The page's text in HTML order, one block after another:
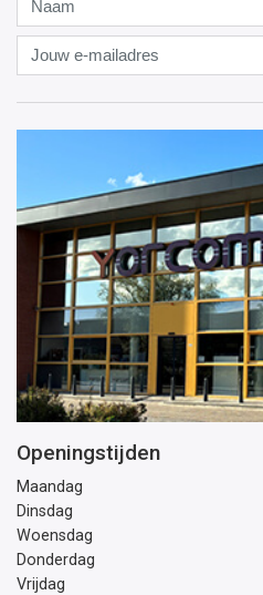
Jouw
e-
mailadres
Openingstijden
Maandag
Dinsdag
Woensdag
Donderdag
Vrijdag